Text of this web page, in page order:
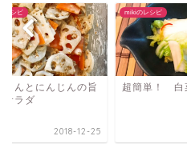
レシピ
こんとにんじんの旨
サラダ
2018-12-25
mikiのレシピ
超簡単！ 白